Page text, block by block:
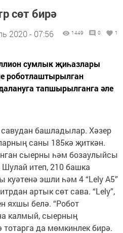
сөт бирә
2020 - 07:56 1449 0 1
сумлык җиһазлары
роботлаштырылган
тапшырылганга әле
башладылар. Хәзер
саны 185кә җиткән.
сыерны һәм бозаулыйсы
итеп, 210 башка
куәтенә эшли һәм 4 “Lely А5”
артык сөт сава. “Lely”,
яхшы белә. “Робот
калмый, сыерның
тотарга да мөмкинлек бирә.